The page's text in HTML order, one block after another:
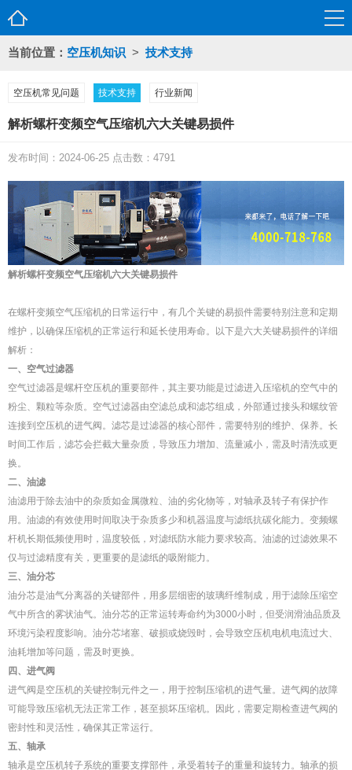
当前位置： 空压机知识 > 技术支持
空压机常见问题 技术支持 行业新闻
解析螺杆变频空气压缩机六大关键易损件
发布时间：2024-06-25 点击数：4791
解析螺杆变频空气压缩机六大关键易损件
在螺杆变频空气压缩机的日常运行中，有几个关键的易损件需要特别注意和定期
维护，以确保压缩机的正常运行和延长使用寿命。以下是六大关键易损件的详细
解析：
一、空气过滤器
空气过滤器是螺杆空压机的重要部件，其主要功能是过滤进入压缩机的空气中的
粉尘、颗粒等杂质。空气过滤器由空滤总成和滤芯组成，外部通过接头和螺纹管
连接到空压机的进气阀。滤芯是过滤器的核心部件，需要特别的维护、保养。长
时间工作后，滤芯会拦截大量杂质，导致压力增加、流量减小，需及时清洗或更
换。
二、油滤
油滤用于除去油中的杂质如金属微粒、油的劣化物等，对轴承及转子有保护作
用。油滤的有效使用时间取决于杂质多少和机器温度与滤纸抗碳化能力。变频螺
杆机长期低频使用时，温度较低，对滤纸防水能力要求较高。油滤的过滤效果不
仅与过滤精度有关，更重要的是滤纸的吸附能力。
三、油分芯
油分芯是油气分离器的关键部件，用多层细密的玻璃纤维制成，用于滤除压缩空
气中所含的雾状油气。油分芯的正常运转寿命约为3000小时，但受润滑油品质及
环境污染程度影响。油分芯堵塞、破损或烧毁时，会导致空压机电机电流过大、
油耗增加等问题，需及时更换。
四、进气阀
进气阀是空压机的关键控制元件之一，用于控制压缩机的进气量。进气阀的故障
可能导致压缩机无法正常工作，甚至损坏压缩机。因此，需要定期检查进气阀的
密封性和灵活性，确保其正常运行。
五、轴承
轴承是空压机转子系统的重要支撑部件，承受着转子的重量和旋转力。轴承的损